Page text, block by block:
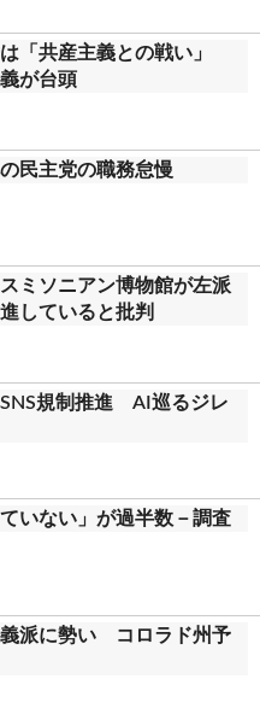
「共産主義との戦い」
が台頭
民主党の職務怠慢
ミソニアン博物館が左派
していると批判
規制推進 AI巡るジレ
いない」が過半数－調査
義派に勢い コロラド州予